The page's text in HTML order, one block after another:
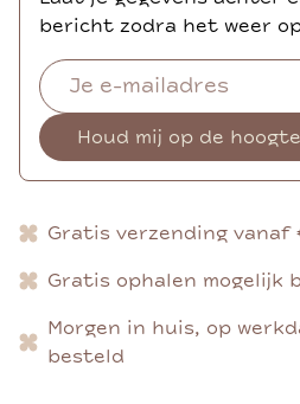
bericht zodra het weer
Houd mij op de hoogte
Gratis verzending vanaf
Gratis ophalen mogelijk
Morgen in huis, op
besteld